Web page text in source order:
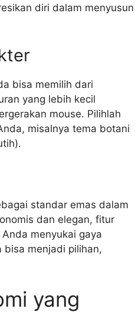
diri dalam menyusun
bisa memilih dari
yang lebih kecil
mouse. Pilihlah
misalnya tema botani
standar emas dalam
dan elegan, fitur
menyukai gaya
bisa menjadi pilihan,
yang